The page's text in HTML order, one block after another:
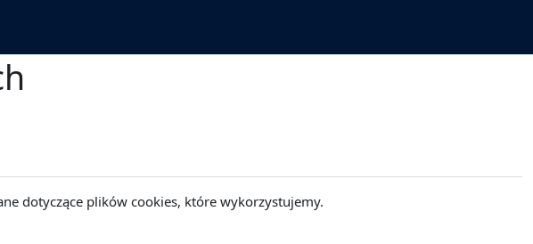
dotyczące plików cookies, które wykorzystujemy.